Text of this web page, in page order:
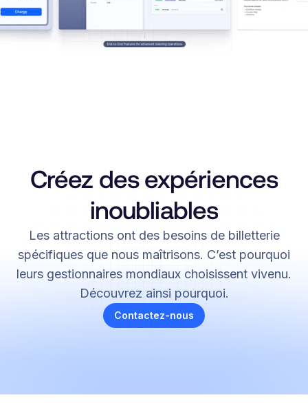
Créez des expériences
inoubliables
Les attractions ont des besoins de billetterie
spécifiques que nous maîtrisons. C’est pourquoi
leurs gestionnaires mondiaux choisissent vivenu.
Découvrez ainsi pourquoi.
Contactez-nous